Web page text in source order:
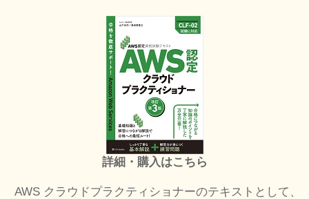
詳細・購入はこちら
AWS クラウドプラクティショナーのテキストとして、